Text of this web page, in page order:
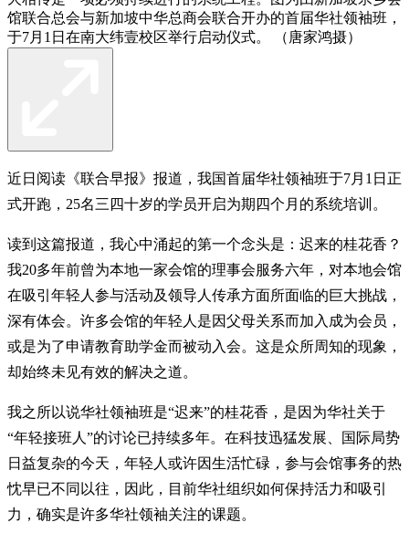
馆联合总会与新加坡中华总商会联合开办的首届华社领袖班，
于7月1日在南大纬壹校区举行启动仪式。 （唐家鸿摄）
近日阅读《联合早报》报道，我国首届华社领袖班于7月1日正
式开跑，25名三四十岁的学员开启为期四个月的系统培训。
读到这篇报道，我心中涌起的第一个念头是：迟来的桂花香？
我20多年前曾为本地一家会馆的理事会服务六年，对本地会馆
在吸引年轻人参与活动及领导人传承方面所面临的巨大挑战，
深有体会。许多会馆的年轻人是因父母关系而加入成为会员，
或是为了申请教育助学金而被动入会。这是众所周知的现象，
却始终未见有效的解决之道。
我之所以说华社领袖班是“迟来”的桂花香，是因为华社关于
“年轻接班人”的讨论已持续多年。在科技迅猛发展、国际局势
日益复杂的今天，年轻人或许因生活忙碌，参与会馆事务的热
忱早已不同以往，因此，目前华社组织如何保持活力和吸引
力，确实是许多华社领袖关注的课题。